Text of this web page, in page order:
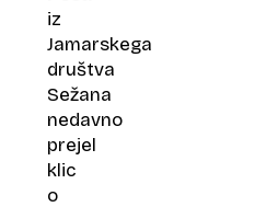
iz
Jamarskega
društva
Sežana
nedavno
prejel
klic
o